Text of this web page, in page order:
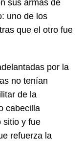
sus armas de
uno de los
que el otro fue
por la
no tenían
de la
cabecilla
sitio y fue
refuerza la